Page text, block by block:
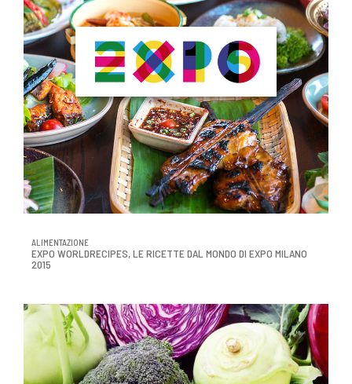
ALIMENTAZIONE
EXPO WORLDRECIPES, LE RICETTE DAL MONDO DI EXPO MILANO
2015